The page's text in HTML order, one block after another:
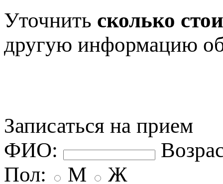
Уточнить сколько
другую информацию
Записаться на прием
ФИО:
Пол:
М
Ж